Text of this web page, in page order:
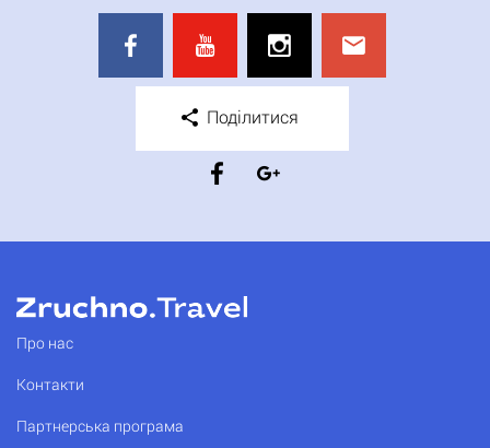
Поділитися
Про нас
Контакти
Партнерська програма